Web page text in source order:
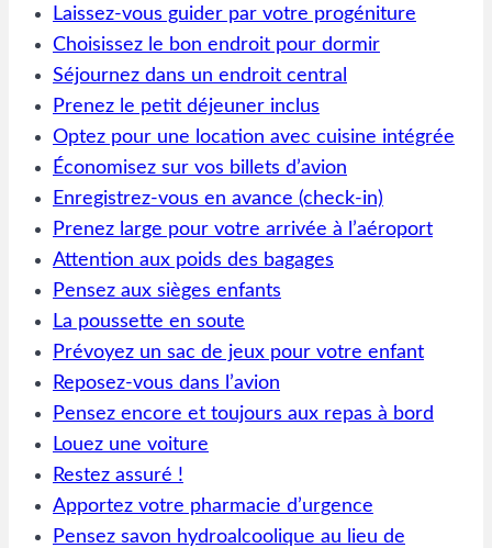
Laissez-vous guider par votre progéniture
Choisissez le bon endroit pour dormir
Séjournez dans un endroit central
Prenez le petit déjeuner inclus
Optez pour une location avec cuisine intégrée
Économisez sur vos billets d’avion
Enregistrez-vous en avance (check-in)
Prenez large pour votre arrivée à l’aéroport
Attention aux poids des bagages
Pensez aux sièges enfants
La poussette en soute
Prévoyez un sac de jeux pour votre enfant
Reposez-vous dans l’avion
Pensez encore et toujours aux repas à bord
Louez une voiture
Restez assuré !
Apportez votre pharmacie d’urgence
Pensez savon hydroalcoolique au lieu de